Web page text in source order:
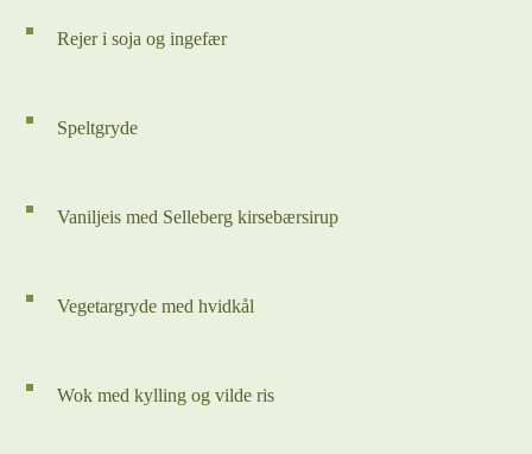
Rejer i soja og ingefær
Speltgryde
Vaniljeis med Selleberg kirsebærsirup
Vegetargryde med hvidkål
Wok med kylling og vilde ris